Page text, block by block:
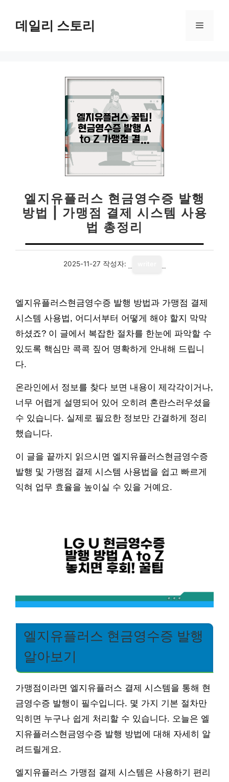
데일리 스토리 메
엘지유플러스 현금영수증 발행
방법 | 가맹점 결제 시스템 사용
법 총정리
2025-11-27 작성자:
엘지유플러스현금영수증 발행 방법과 가맹점 결제
시스템 사용법, 어디서부터 어떻게 해야 할지 막막
하셨죠? 이 글에서 복잡한 절차를 한눈에 파악할 수
있도록 핵심만 콕콕 짚어 명확하게 안내해 드립니
다.
온라인에서 정보를 찾다 보면 내용이 제각각이거나,
너무 어렵게 설명되어 있어 오히려 혼란스러우셨을
수 있습니다. 실제로 필요한 정보만 간결하게 정리
했습니다.
이 글을 끝까지 읽으시면 엘지유플러스현금영수증
발행 및 가맹점 결제 시스템 사용법을 쉽고 빠르게
익혀 업무 효율을 높이실 수 있을 거예요.
엘지유플러스 현금영수증 발행
알아보기
가맹점이라면 엘지유플러스 결제 시스템을 통해 현
금영수증 발행이 필수입니다. 몇 가지 기본 절차만
익히면 누구나 쉽게 처리할 수 있습니다. 오늘은 엘
지유플러스현금영수증 발행 방법에 대해 자세히 알
려드릴게요.
엘지유플러스 가맹점 결제 시스템은 사용하기 편리